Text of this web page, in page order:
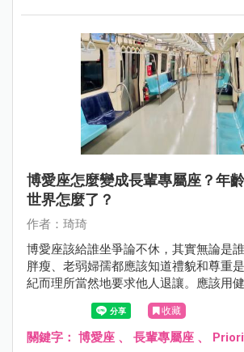
博愛座怎麼變成長輩專屬座？年
世界怎麼了？
作者：琦琦
博愛座該給誰坐爭論不休，其實無論是
胖瘦、老弱婦孺都應該知道禮貌和尊重
紀而理所當然地要求他人退讓。應該用
個人可能的需求，而不是站在道德制高
收藏
關鍵字： 博愛座 、 長輩專屬座 、